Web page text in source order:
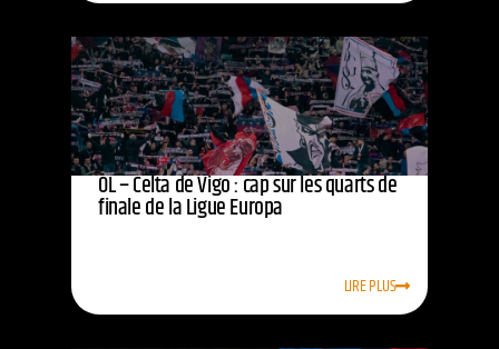
OL – Celta de Vigo : cap sur les quarts de
finale de la Ligue Europa
LIRE PLUS